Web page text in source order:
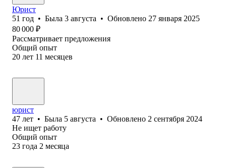
Юрист
51 год • Была 3 августа • Обновлено 27 января 2025
80 000 ₽
Рассматривает предложения
Общий опыт
20 лет 11 месяцев
юрист
47 лет • Была 5 августа • Обновлено 2 сентября 2024
Не ищет работу
Общий опыт
23 года 2 месяца